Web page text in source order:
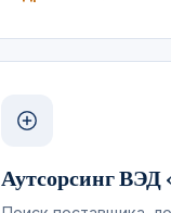
Аутсорсинг ВЭД